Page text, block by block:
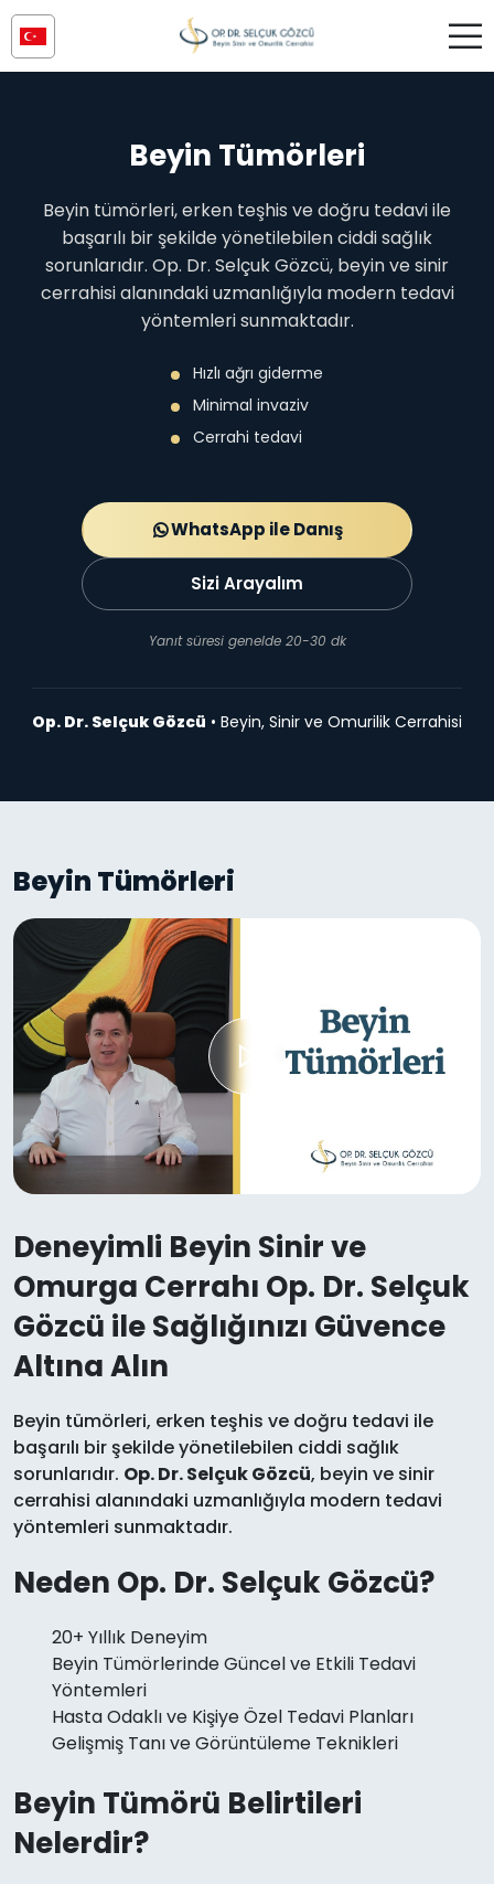
Beyin Tümörleri
Beyin tümörleri, erken teşhis ve doğru tedavi ile
başarılı bir şekilde yönetilebilen ciddi sağlık
sorunlarıdır. Op. Dr. Selçuk Gözcü, beyin ve sinir
cerrahisi alanındaki uzmanlığıyla modern tedavi
yöntemleri sunmaktadır.
Hızlı ağrı giderme
Minimal invaziv
Cerrahi tedavi
WhatsApp ile Danış
Sizi Arayalım
Yanıt süresi genelde 20-30 dk
Op. Dr. Selçuk Gözcü • Beyin, Sinir ve Omurilik Cerrahisi
Beyin Tümörleri
Deneyimli Beyin Sinir ve
Omurga Cerrahı Op. Dr. Selçuk
Gözcü ile Sağlığınızı Güvence
Altına Alın
Beyin tümörleri, erken teşhis ve doğru tedavi ile
başarılı bir şekilde yönetilebilen ciddi sağlık
sorunlarıdır. Op. Dr. Selçuk Gözcü, beyin ve sinir
cerrahisi alanındaki uzmanlığıyla modern tedavi
yöntemleri sunmaktadır.
Neden Op. Dr. Selçuk Gözcü?
20+ Yıllık Deneyim
Beyin Tümörlerinde Güncel ve Etkili Tedavi
Yöntemleri
Hasta Odaklı ve Kişiye Özel Tedavi Planları
Gelişmiş Tanı ve Görüntüleme Teknikleri
Beyin Tümörü Belirtileri
Nelerdir?